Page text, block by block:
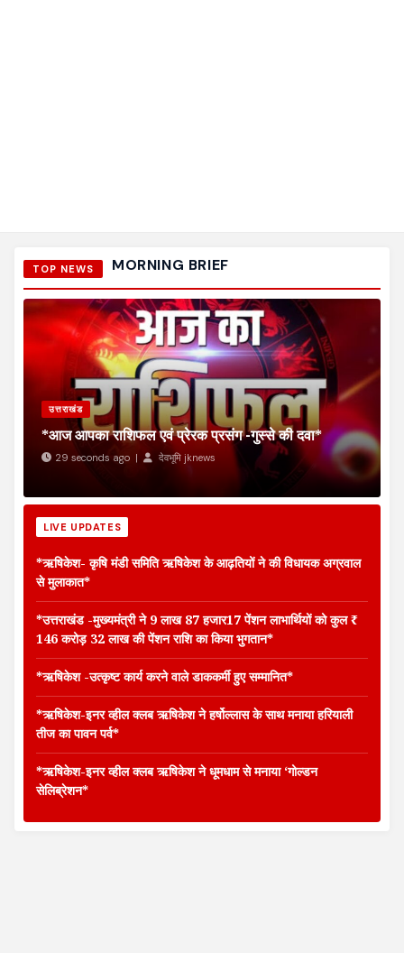
TOP NEWS MORNING BRIEF
उत्तराखंड
*आज आपका राशिफल एवं प्रेरक प्रसंग -गुस्से की दवा*
29 seconds ago | देवभूमि jknews
LIVE UPDATES
‌*ऋषिकेश- कृषि मंडी समिति ऋषिकेश के आढ़तियों ने की विधायक अग्रवाल
से मुलाकात*
*उत्तराखंड -मुख्यमंत्री ने 9 लाख 87 हजार17 पेंशन लाभार्थियों को कुल ₹
146 करोड़ 32 लाख की पेंशन राशि का किया भुगतान*
*ऋषिकेश -उत्कृष्ट कार्य करने वाले डाककर्मी हुए सम्मानित*
*ऋषिकेश-इनर व्हील क्लब ऋषिकेश ने हर्षोल्लास के साथ मनाया हरियाली
तीज का पावन पर्व*
*ऋषिकेश-इनर व्हील क्लब ऋषिकेश ने धूमधाम से मनाया ‘गोल्डन
सेलिब्रेशन*